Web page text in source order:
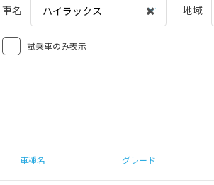
車名 ハイラックス 地域
試乗車のみ表示
車種名 グレード